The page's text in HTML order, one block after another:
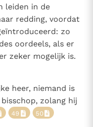
leiden in de
redding, voordat
zo
oordeels, als er
zeker mogelijk is.
heer, niemand is
zolang hij
49 50